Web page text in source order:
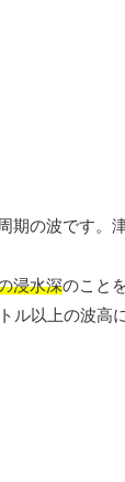
期の波です。
浸水深のこと
ル以上の波高